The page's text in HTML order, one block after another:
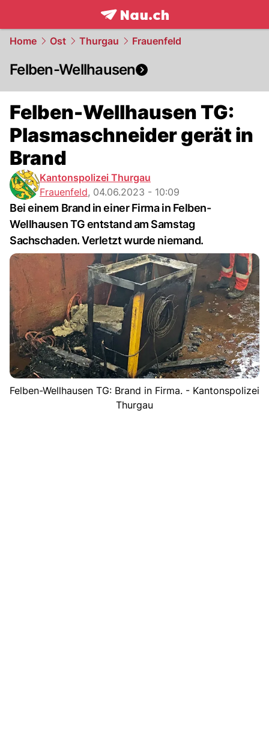
frontpage.NAU.ch
Home Ost Thurgau Frauenfeld
Felben-Wellhausen
Felben-Wellhausen TG:
Plasmaschneider gerät in
Brand
Kantonspolizei Thurgau
Frauenfeld, 04.06.2023 - 10:09
Bei einem Brand in einer Firma in Felben-
Wellhausen TG entstand am Samstag
Sachschaden. Verletzt wurde niemand.
Felben-Wellhausen TG: Brand in Firma. - Kantonspolizei
Thurgau